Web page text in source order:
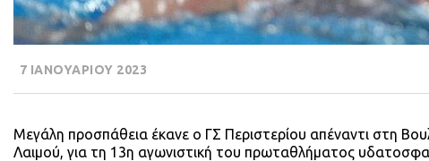
7 ΙΑΝΟΥΑΡΙΟΥ 2023
Μεγάλη προσπάθεια έκανε ο ΓΣ Περιστερίου απέναντι στη
Λαιμού, για τη 13η αγωνιστική του πρωταθλήματος